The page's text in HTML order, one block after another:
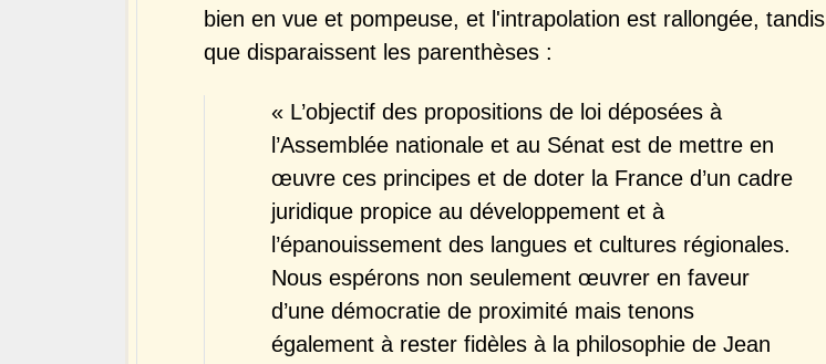
bien en vue et pompeuse, et l'intrapolation est rallongée, tandis
que disparaissent les parenthèses :
« L’objectif des propositions de loi déposées à
l’Assemblée nationale et au Sénat est de mettre en
œuvre ces principes et de doter la France d’un cadre
juridique propice au dévelop­pement et à
l’épanouissement des langues et cultures régionales.
Nous espérons non seulement œuvrer en faveur
d’une démocratie de proximité mais tenons
également à rester fidèles à la philosophie de Jean